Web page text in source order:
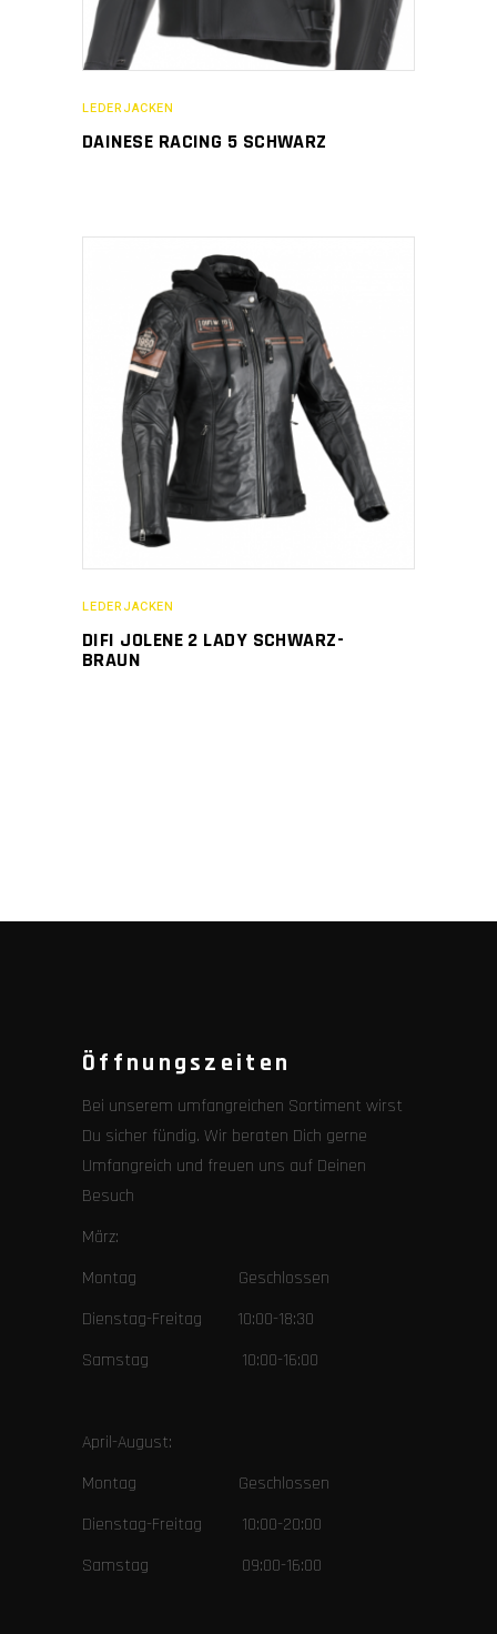
LEDERJACKEN
DAINESE RACING 5 SCHWARZ
LEDERJACKEN
DIFI JOLENE 2 LADY SCHWARZ-
BRAUN
Öffnungszeiten
Bei unserem umfangreichen Sortiment wirst
Du sicher fündig. Wir beraten Dich gerne
Umfangreich und freuen uns auf Deinen
Besuch
März:
Montag Geschlossen
Dienstag-Freitag 10:00-18:30
Samstag 10:00-16:00
April-August:
Montag Geschlossen
Dienstag-Freitag 10:00-20:00
Samstag 09:00-16:00